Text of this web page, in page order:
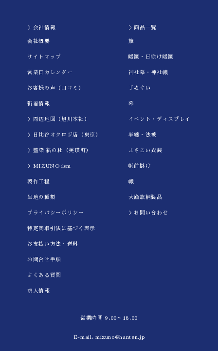
＞会社情報
会社概要
サイトマップ
営業日カレンダー
お客様の声（口コミ）
新着情報
＞周辺地図（旭川本社）
＞日比谷オクロジ店（東京）
＞藍染 結の杜（美瑛町）
＞MIZUNO ism
製作工程
生地の種類
プライバシーポリシー
特定商取引法に基づく表示
お支払い方法・送料
お問合せ手順
よくある質問
求人情報
＞商品一覧
旗
暖簾・日除け暖簾
神社幕・神社幟
手ぬぐい
幕
イべント・ディスプレイ
半纏・法被
よさこい衣装
帆前掛け
幟
大漁旗柄製品
＞お問い合わせ
営業時間 9:00～18:00
E-mail: mizuno@hanten.jp